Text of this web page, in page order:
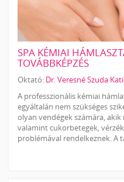
SPA KÉMIAI
TOVÁBBKÉPZÉS
Oktató: Dr. Veresné Szuda
A professzionális kémiai
egyáltalán nem szükséges
olyan vendégek számára,
valamint cukorbetegek,
problémával rendelkeznek. A